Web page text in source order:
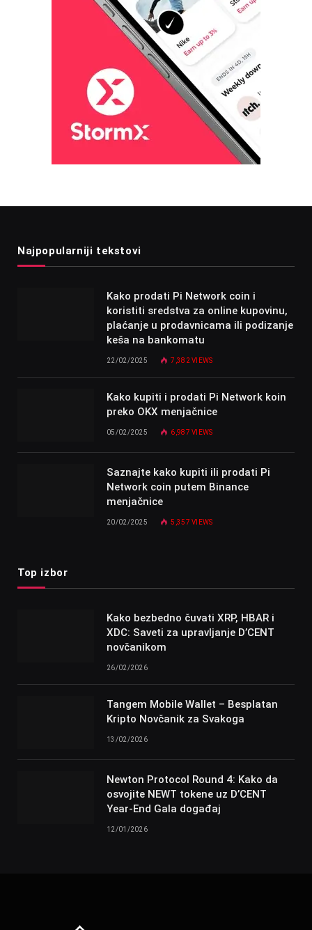
Najpopularniji tekstovi
Kako prodati Pi Network coin i
koristiti sredstva za online kupovinu,
plaćanje u prodavnicama ili podizanje
keša na bankomatu
22/02/2025 7,382VIEWS
Kako kupiti i prodati Pi Network koin
preko OKX menjačnice
05/02/2025 6,987VIEWS
Saznajte kako kupiti ili prodati Pi
Network coin putem Binance
menjačnice
20/02/2025 5,357VIEWS
Top izbor
Kako bezbedno čuvati XRP, HBAR i
XDC: Saveti za upravljanje D’CENT
novčanikom
26/02/2026
Tangem Mobile Wallet – Besplatan
Kripto Novčanik za Svakoga
13/02/2026
Newton Protocol Round 4: Kako da
osvojite NEWT tokene uz D’CENT
Year-End Gala događaj
12/01/2026